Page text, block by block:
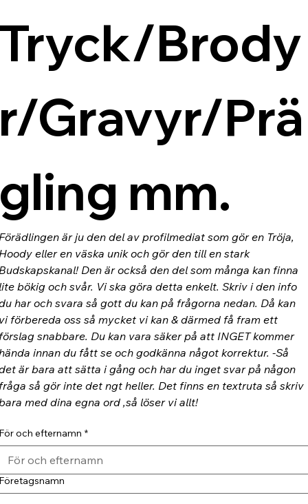
Brody
Gravyr/Prä
mm.
är ju den del av profilmediat som gör en Tröja,
eller en väska unik och gör den till en stark
Den är också den del som många kan finna
bökig och svår. Vi ska göra detta enkelt. Skriv i den info
har och svara så gott du kan på frågorna nedan. Då kan
förbereda oss så mycket vi kan & därmed få fram ett
snabbare. Du kan vara säker på att INGET kommer
innan du fått se och godkänna något korrektur. -Så
är bara att sätta i gång och har du inget svar på någon
så gör inte det ngt heller. Det finns en textruta så skriv
med dina egna ord ,så löser vi allt!
och efternamn *